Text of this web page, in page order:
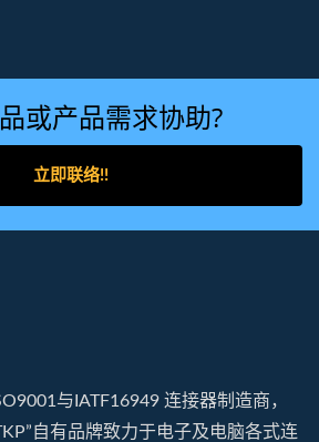
或产品需求协助?
立即联络!!
与IATF16949 连接器制造商，
自有品牌致力于电子及电脑各式连